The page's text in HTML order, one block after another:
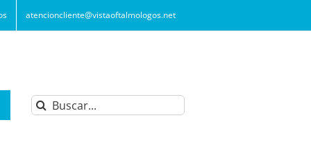
atencioncliente@vistaoftalmologos.net
Buscar: